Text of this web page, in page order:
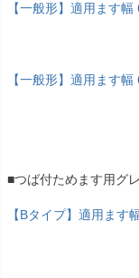
【一般形】適用ます
【一般形】適用ます
■つば付ためます用グ
【Bタイプ】適用ま